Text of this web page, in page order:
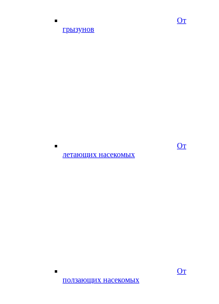
От
грызунов
От
летающих насекомых
От
ползающих насекомых